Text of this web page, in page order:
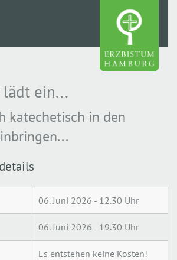
lädt ein...
katechetisch in den
06. Juni 2026 - 12.30 Uhr
06. Juni 2026 - 19.30 Uhr
Es entstehen keine Kosten!